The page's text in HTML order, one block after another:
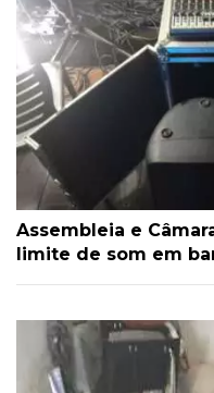
Assembleia e
limite de som em